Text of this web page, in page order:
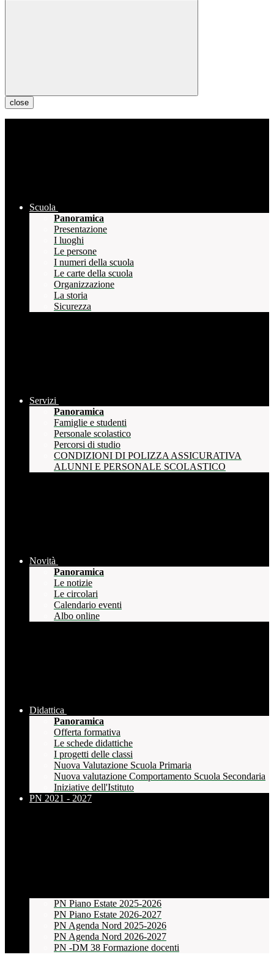
close
Scuola
Panoramica
Presentazione
I luoghi
Le persone
I numeri della scuola
Le carte della scuola
Organizzazione
La storia
Sicurezza
Servizi
Panoramica
Famiglie e studenti
Personale scolastico
Percorsi di studio
CONDIZIONI DI POLIZZA ASSICURATIVA
ALUNNI E PERSONALE SCOLASTICO
Novità
Panoramica
Le notizie
Le circolari
Calendario eventi
Albo online
Didattica
Panoramica
Offerta formativa
Le schede didattiche
I progetti delle classi
Nuova Valutazione Scuola Primaria
Nuova valutazione Comportamento Scuola Secondaria
Iniziative dell'Istituto
PN 2021 - 2027
PN Piano Estate 2025-2026
PN Piano Estate 2026-2027
PN Agenda Nord 2025-2026
PN Agenda Nord 2026-2027
PN -DM 38 Formazione docenti